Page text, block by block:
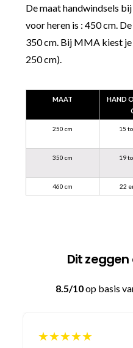
De maat handwindsels
voor heren is : 450 cm.
350 cm. Bij MMA kiest
250 cm).
MAAT
HAND
250 cm 15
350 cm 19
460 cm 22
Dit
8.5/10op basis
★★★★★